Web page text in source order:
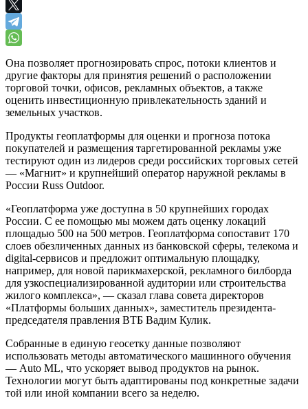
Она позволяет прогнозировать спрос, потоки клиентов и
другие факторы для принятия решений о расположении
торговой точки, офисов, рекламных объектов, а также
оценить инвестиционную привлекательность зданий и
земельных участков.
Продукты геоплатформы для оценки и прогноза потока
покупателей и размещения таргетированной рекламы уже
тестируют один из лидеров среди российских торговых сетей
— «Магнит» и крупнейший оператор наружной рекламы в
России Russ Outdoor.
«Геоплатформа уже доступна в 50 крупнейших городах
России. С ее помощью мы можем дать оценку локаций
площадью 500 на 500 метров. Геоплатформа сопоставит 170
слоев обезличенных данных из банковской сферы, телекома и
digital-сервисов и предложит оптимальную площадку,
например, для новой парикмахерской, рекламного билборда
для узкоспециализированной аудитории или строительства
жилого комплекса», — сказал глава совета директоров
«Платформы больших данных», заместитель президента-
председателя правления ВТБ Вадим Кулик.
Собранные в единую геосетку данные позволяют
использовать методы автоматического машинного обучения
— Аuto ML, что ускоряет вывод продуктов на рынок.
Технологии могут быть адаптированы под конкретные задачи
той или иной компании всего за неделю.